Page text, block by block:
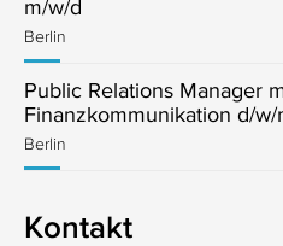
m/w/d
Berlin
Public Relations Manager
Finanzkommunikation d/w/
Berlin
Kontakt